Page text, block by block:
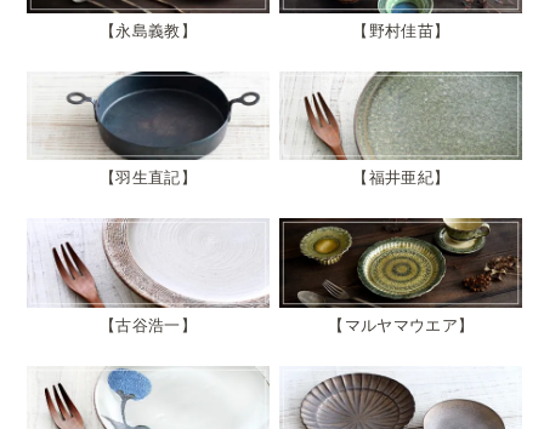
永島義教 野村佳苗
羽生直記 福井亜紀
古谷浩一 マルヤマウエア